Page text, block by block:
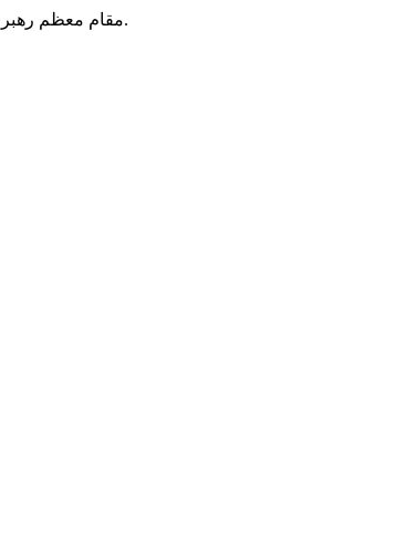
مقام معظم رهبری: در طول تاریخ، رنگ های گوناگون بر سیاست این کشور پهناور سایه افکند؛ اما رنگ ثابت مردم گیلان، رنگ ایمان بود.